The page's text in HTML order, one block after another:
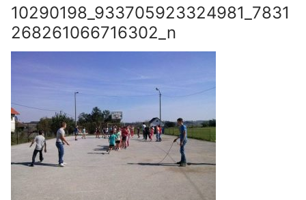
10290198_933705923324981_7831
268261066716302_n